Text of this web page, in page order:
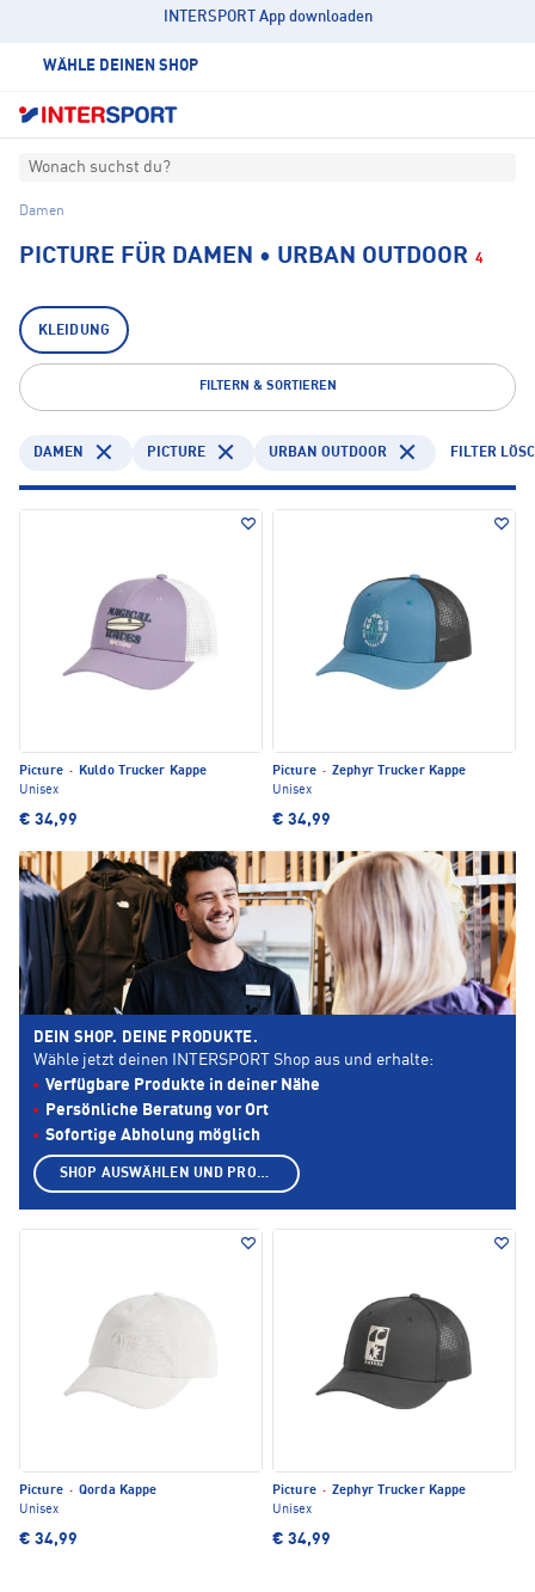
INTERSPORT App downloaden
WÄHLE DEINEN SHOP
Wonach suchst du?
Damen
PICTURE FÜR DAMEN • URBAN OUTDOOR 4
KLEIDUNG
FILTERN & SORTIEREN
DAMEN PICTURE URBAN OUTDOOR FILTER
Picture ·
Kuldo Trucker Kappe
Unisex
€ 34,99
Picture · Zephyr Trucker Kappe
Unisex
€ 34,99
Picture · Qorda Kappe
Unisex
€ 34,99
Picture · Zephyr Trucker Kappe
Unisex
€ 34,99
DEIN SHOP. DEINE PRODUKTE.
Wähle jetzt deinen INTERSPORT Shop aus und erhalte:
Verfügbare Produkte in deiner Nähe
Persönliche Beratung vor Ort
Sofortige Abholung möglich
SHOP AUSWÄHLEN UND PRODUKTE ANZEIGEN